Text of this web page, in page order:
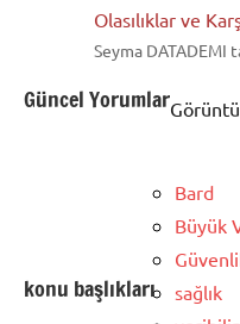
Olasılıklar ve
Seyma DATADEMI
Güncel Yorumlar
konu başlıkları
Bard
Büyük
sağlık